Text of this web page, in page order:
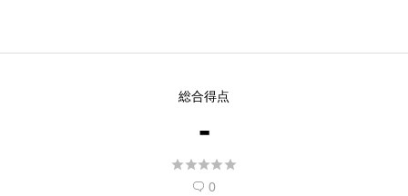
総合得点
-

 0